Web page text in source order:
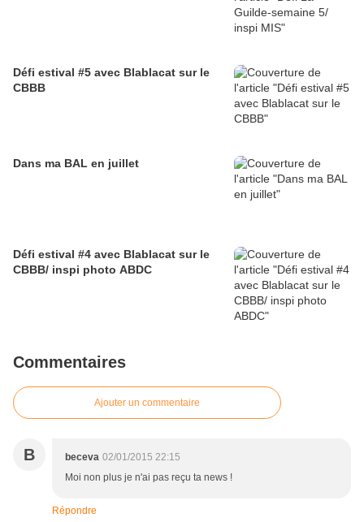
Défi estival #5 avec Blablacat sur le
CBBB
Dans ma BAL en juillet
Défi estival #4 avec Blablacat sur le
CBBB/ inspi photo ABDC
Commentaires
Ajouter un commentaire
B beceva 02/01/2015 22:15
Moi non plus je n'ai pas reçu ta news !
Répondre